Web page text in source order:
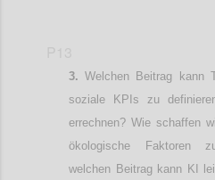
Welchen Beitrag kann
soziale KPIs zu
errechnen? Wie schaffen
ökologische Faktoren
welchen Beitrag kann KI